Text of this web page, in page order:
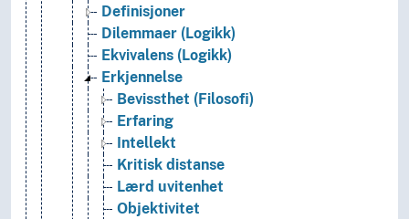
Definisjoner
Dilemmaer (Logikk)
Ekvivalens (Logikk)
Erkjennelse
Bevissthet (Filosofi)
Erfaring
Intellekt
Kritisk distanse
Lærd uvitenhet
Objektivitet